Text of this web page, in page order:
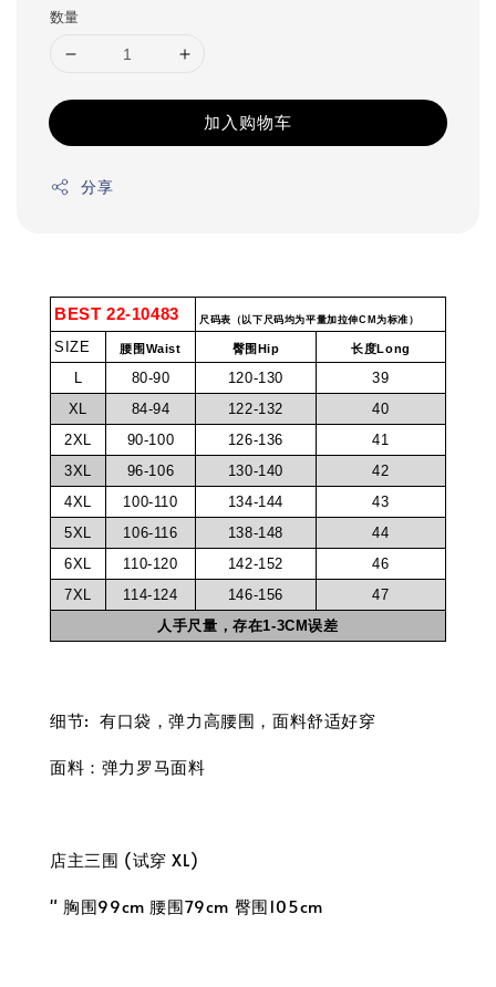
数量
加入购物车
分享
BEST 22-10483 尺码表（以下尺码均为平量加拉伸CM为标准）
SIZE 腰围Waist 臀围Hip 长度Long
80-90 120-130
39
XL
84-94 122-132
40
2XL
90-100 126-136
41
3XL
96-106 130-140
42
4XL
100-110 134-144
43
5XL
106-116 138-148
44
6XL
110-120 142-152
46
7XL
114-124 146-156
47
人手尺量，存在1-3CM误差
细节: 有口袋，弹力高腰围，面料舒适好穿
面料：弹力罗马面料
店主三围 (试穿 XL)
" 胸围99cm 腰围79cm 臀围105cm